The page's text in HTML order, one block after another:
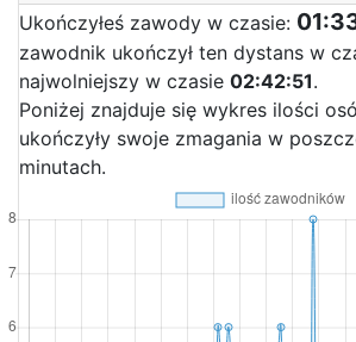
Ukończyłeś zawody w czasie:
zawodnik ukończył ten dystans w
najwolniejszy w czasie 02:42:51.
Poniżej znajduje się wykres ilości
ukończyły swoje zmagania w
minutach.